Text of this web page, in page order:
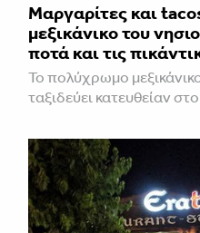
Μαργαρίτες και
μεξικάνικο του
ποτά και τις
Το πολύχρωμο
ταξιδεύει κατευθείαν